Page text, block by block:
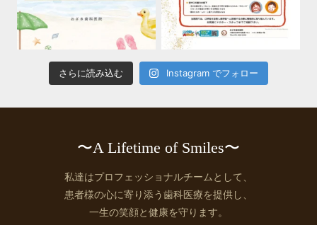
さらに読み込む Instagram でフォロー
〜A Lifetime of Smiles〜
私達はプロフェッショナルチームとして、
患者様の心に寄り添う歯科医療を提供し、
一生の笑顔と健康を守ります。